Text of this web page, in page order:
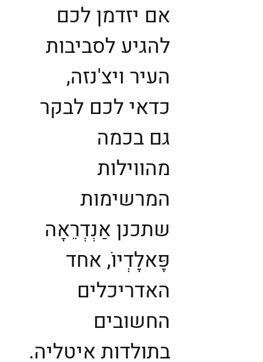
אם יזדמן לכם
להגיע לסביבות
העיר ויצ'נזה,
כדאי לכם לבקר
גם בכמה
מהווילות
המרשימות
שתכנן אַנְדְרֵאָה
פָּאלָדְיוֹ, אחד
האדריכלים
החשובים
בתולדות איטליה.